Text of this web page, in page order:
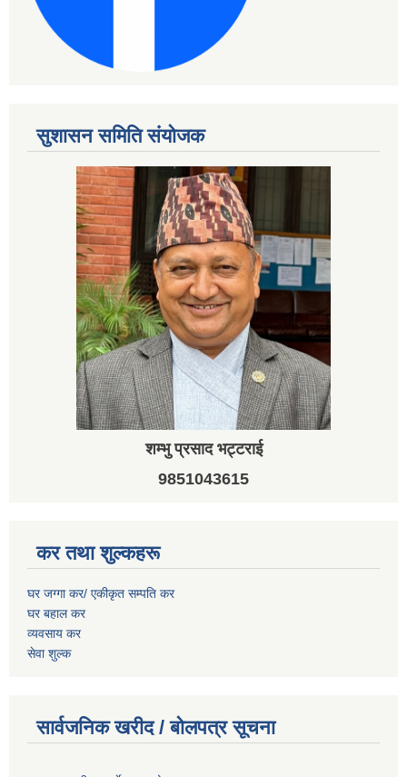
सुशासन समिति संयोजक
शम्भु प्रसाद भट्टराई
9851043615
कर तथा शुल्कहरू
घर जग्गा कर/ एकीकृत सम्पति कर
घर बहाल कर
व्यवसाय कर
सेवा शुल्क
सार्वजनिक खरीद / बोलपत्र सूचना